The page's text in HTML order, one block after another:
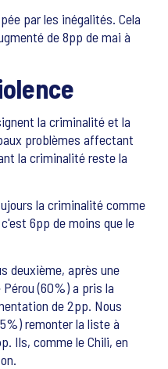
par les inégalités. Cela
de 8pp de mai à
la criminalité et la
problèmes affectant
la criminalité reste la
la criminalité comme
6pp de moins que le
deuxième, après une
(60%) a pris la
de 2pp. Nous
remonter la liste à
Ils, comme le Chili, en